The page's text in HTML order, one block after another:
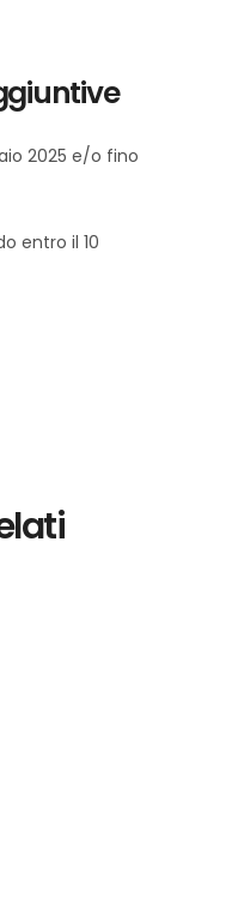
2025 e/o fino
entro il 10